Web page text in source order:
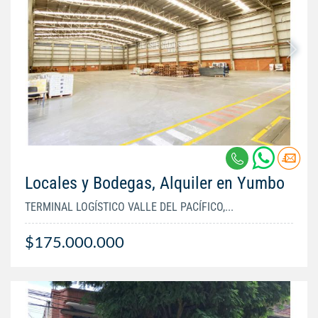
Locales y Bodegas, Alquiler en Yumbo
TERMINAL LOGÍSTICO VALLE DEL PACÍFICO,...
$175.000.000